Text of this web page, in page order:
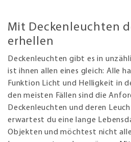
Mit Deckenleuchten
erhellen
Deckenleuchten gibt es in
ist ihnen allen eines gleich: Alle
Funktion Licht und Helligkeit in
den meisten Fällen sind die
Deckenleuchten und deren
erwartest du eine lange
Objekten und möchtest nicht